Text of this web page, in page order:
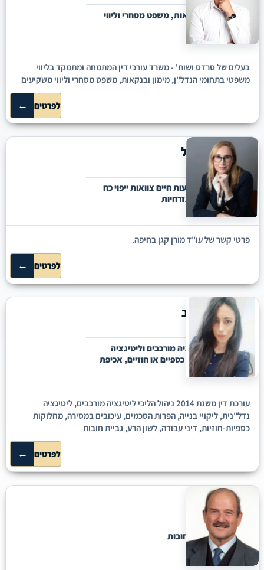
נדל"ן, מימון ובנקאות, משפט מסחרי וליווי
משקיעים
בעלים של סרדס ושות' - משרד עורכי דין המתמחה ומתמקד בליווי
משפטי בתחומי הנדל"ן, מימון ובנקאות, משפט מסחרי וליווי משקיעים
לפרטים ←
מורן קגן סיגל
חיפה
תביעות סיעוד תביעות חיים צוואות ייפוי כח
מתמשך תביעות אזרחיות
פרטי קשר של עו"ד מורן קגן בחיפה.
לפרטים ←
שני ישראלוב
נתניה
ניהול הליכי ליטיגציה מורכבים וליטיגציה
נדל"נית, סכסוכים כספיים או חוזיים, אכיפת
הסכמים
עורכת דין משנת 2014 ניהול הליכי ליטיגציה מורכבים, ליטיגציה
נדל"נית, ליקויי בנייה, הפרות הסכמים, עיכובים במסירה, מחלוקות
כספיות-חוזיות, דיני עבודה, לשון הרע, גביית חובות
לפרטים ←
זילברפלד
פתח תקווה
בנקאות, חדל"פ, חובות